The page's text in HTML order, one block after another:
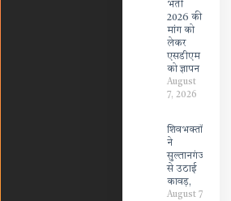
भर्ती
2026 की
मांग को
लेकर
एसडीएम
को ज्ञापन
August
7, 2026
शिवभक्तों
ने
सुल्तानगंज
से उठाई
कावड़,
August 7,